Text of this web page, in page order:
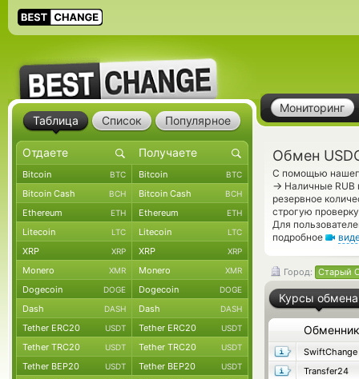
Мониторинг
Обмен
С помощью
→ Наличные RUB
резервное
строгую
Для
подробное
Город: Старый
Курсы обмена
Обменник
SwiftChange
Transfer24
Таблица Список Популярное
Bitcoin BTC Bitcoin BTC
Bitcoin Cash BCH Bitcoin Cash BCH
Ethereum ETH Ethereum ETH
Litecoin LTC Litecoin LTC
XRP XRP XRP XRP
Monero XMR Monero XMR
Dogecoin DOGE Dogecoin DOGE
Dash DASH Dash DASH
Tether ERC20 USDT Tether ERC20 USDT
Tether TRC20 USDT Tether TRC20 USDT
Tether BEP20 USDT Tether BEP20 USDT